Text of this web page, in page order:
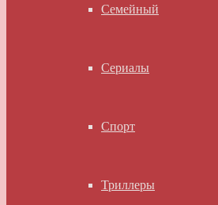
Семейный
Сериалы
Спорт
Триллеры